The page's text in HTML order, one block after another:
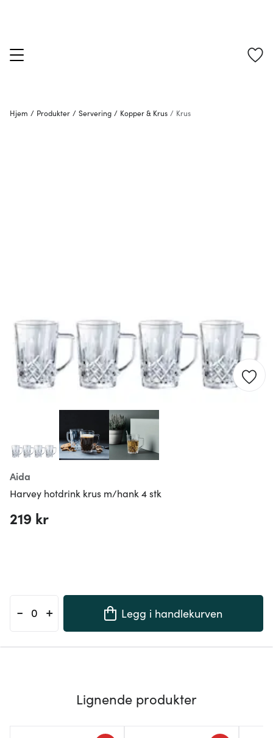
Hjem / Produkter / Servering / Kopper & Krus / Krus
Aida
Harvey hotdrink krus m/hank 4 stk
219 kr
- + Legg i handlekurven
Lignende produkter